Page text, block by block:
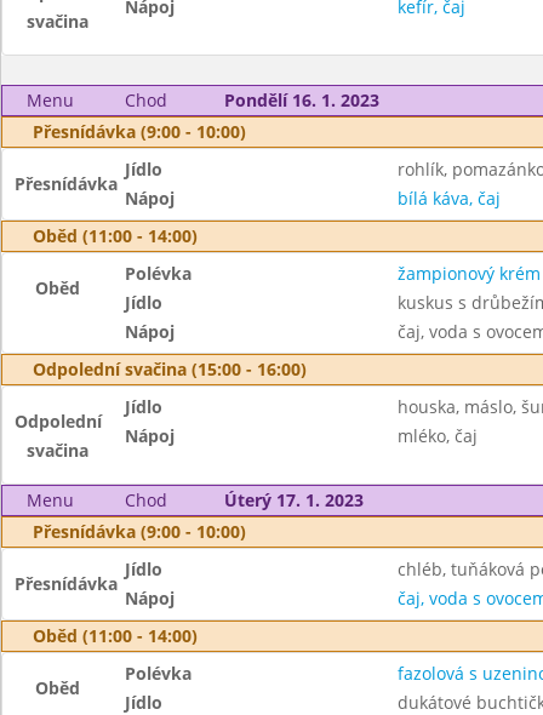
svačina
Nápoj kefír, čaj
Menu Chod
Pondělí 16. 1. 2023
Přesnídávka (9:00 - 10:00)
Přesnídávka
Jídlo
rohlík,
Nápoj
bílá káva, čaj
Oběd (11:00 - 14:00)
Oběd
Polévka
žampionový
Jídlo
kuskus s
Nápoj
čaj, voda s
Odpolední svačina (15:00 - 16:00)
Odpolední
svačina
Jídlo
houska, máslo,
Nápoj
mléko, čaj
Menu Chod
Úterý 17. 1. 2023
Přesnídávka (9:00 - 10:00)
Přesnídávka
Jídlo
chléb, tuňáková
Nápoj
čaj, voda s
Oběd (11:00 - 14:00)
Oběd
Polévka
fazolová s
Jídlo
dukátové